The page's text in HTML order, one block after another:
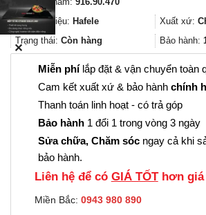
432.000₫.
Thương hiệu: Hafele Xuất xứ:
Trạng thái: Còn hàng Bảo hành:
Miễn phílắp đặt & vận chuyển toàn
Cam kết xuất xứ & bảo hành chính
Thanh toán linh hoạt - có trả góp
Bảo hành 1 đổi 1 trong vòng 3 ngày
Sửa chữa, Chăm sóc ngay cả khi
bảo hành.
Liên hệ để có GIÁ TỐThơn giá
Miền Bắc: 0943 980 890
✕